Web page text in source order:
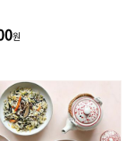
원